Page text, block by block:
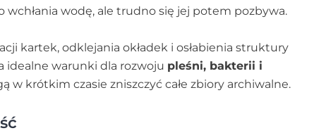
wchłania wodę, ale trudno się jej potem pozbywa.
kartek, odklejania okładek i osłabienia struktury
idealne warunki dla rozwoju pleśni, bakterii i
w krótkim czasie zniszczyć całe zbiory archiwalne.